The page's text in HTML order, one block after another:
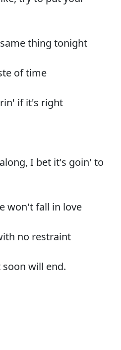
thing tonight
of time
if it's right
I bet it's goin' to
won't fall in love
no restraint
will end.